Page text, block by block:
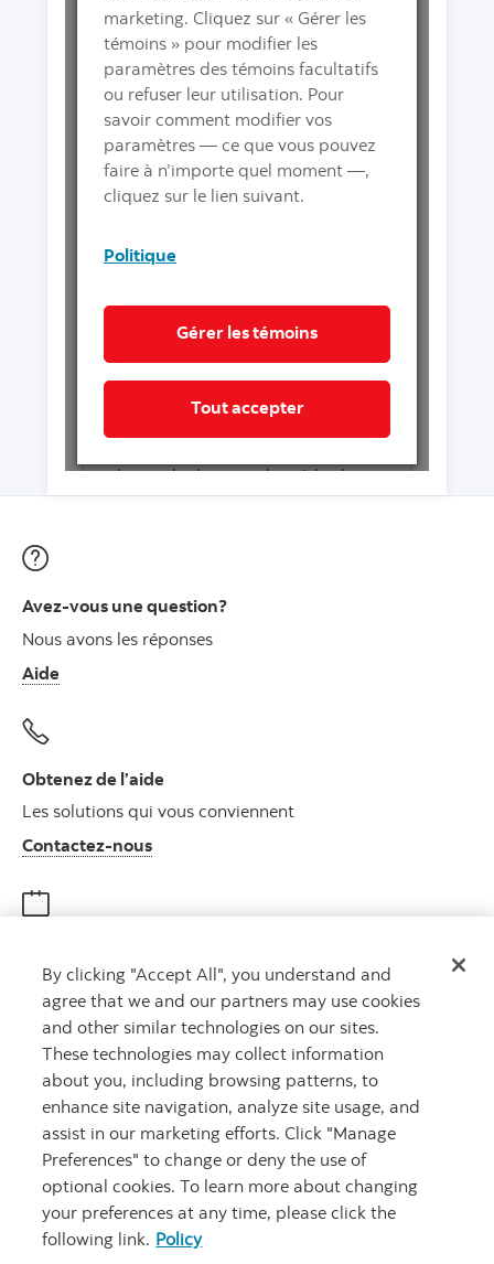
Avez-vous une question?
Nous avons les réponses
Aide
Obtenez de l’aide
Les solutions qui vous conviennent
Contactez-nousAutres numéros, contactez-nous par
Rencontrez un conseiller
Prenez rendez-vous
Carrières Ma banque à moi Notes juridiques Confidentialité
By clicking "Accept All", you understand and
agree that we and our partners may use cookies
and other similar technologies on our sites.
These technologies may collect information
about you, including browsing patterns, to
enhance site navigation, analyze site usage, and
assist in our marketing efforts. Click "Manage
Preferences" to change or deny the use of
optional cookies. To learn more about changing
your preferences at any time, please click the
following link. Policy